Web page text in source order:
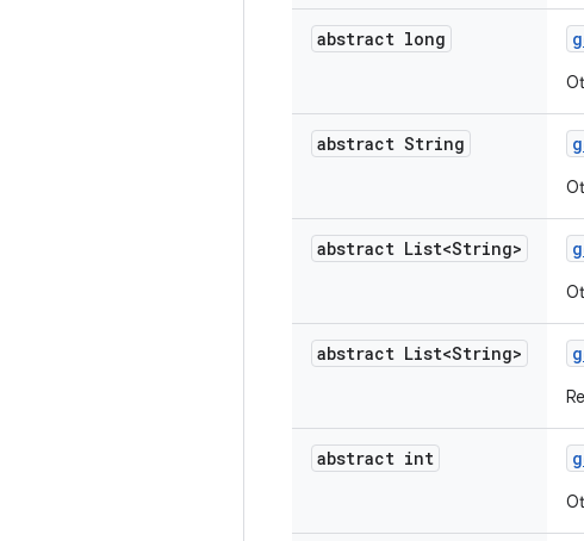
abstract long
abstract String
abstract List<String>
abstract List<String>
abstract int